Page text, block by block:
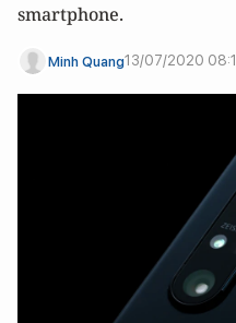
smartphone.
Minh Quang13/07/2020